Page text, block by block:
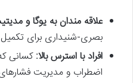
علاقه مندان به یوگا و
بصری-شنیداری برای
افراد با استرس بالا:کسانی
اضطراب و مدیریت